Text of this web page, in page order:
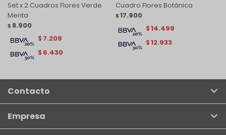
Set x 2 Cuadros Flores Verde
Menta
$ 8.900
$ 6.430
$ 7.209
Cuadro Flores Botánica
$ 17.900
$12.933
$14.499
Contacto
Empresa